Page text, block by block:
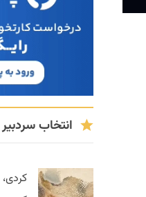
انتخاب سردبیر